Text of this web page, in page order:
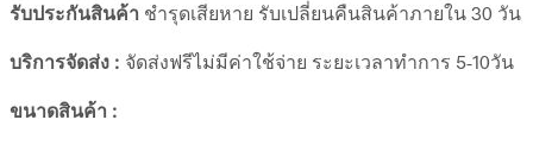
รับประกันสินค้า ชำรุดเสียหาย รับเปลี่ยนคืนสินค้าภายใน 30 วัน
บริการจัดส่ง : จัดส่งฟรีไม่มีค่าใช้จ่าย ระยะเวลาทำการ 5-10วัน
ขนาดสินค้า :